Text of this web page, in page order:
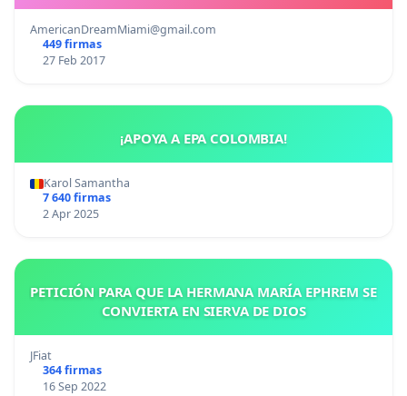
AmericanDreamMiami@gmail.com
449 firmas
27 Feb 2017
¡APOYA A EPA COLOMBIA!
Karol Samantha
7 640 firmas
2 Apr 2025
PETICIÓN PARA QUE LA HERMANA MARÍA EPHREM SE
CONVIERTA EN SIERVA DE DIOS
JFiat
364 firmas
16 Sep 2022